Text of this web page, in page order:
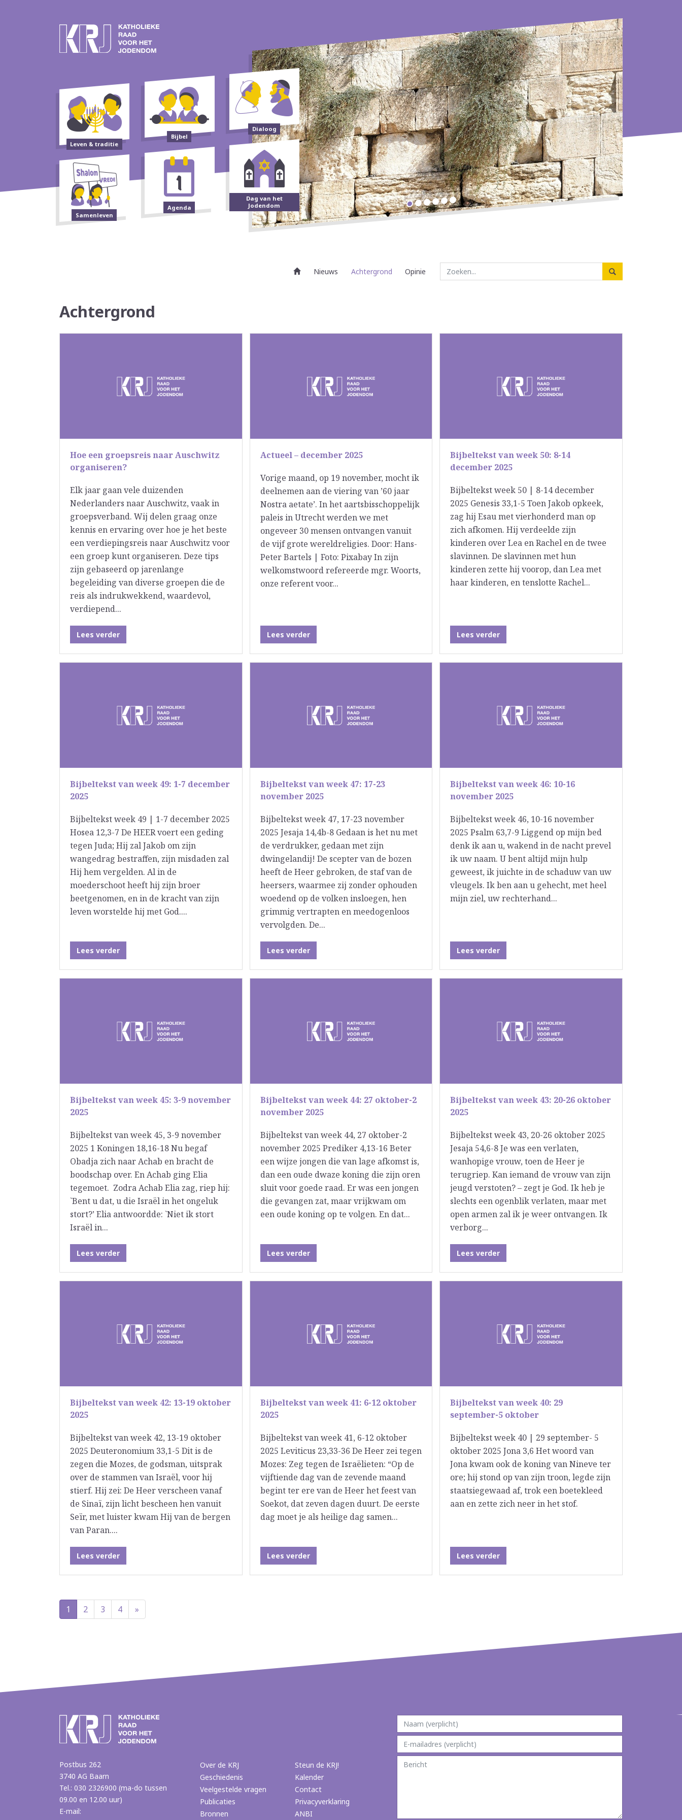
Leven & traditie
Bijbel
Dialoog
Samenleven
Agenda
Dag van het
Jodendom
Nieuws Achtergrond Opinie
Achtergrond
Hoe een groepsreis naar Auschwitz
organiseren?
Elk jaar gaan vele duizenden
Nederlanders naar Auschwitz, vaak in
groepsverband. Wij delen graag onze
kennis en ervaring over hoe je het beste
een verdiepingsreis naar Auschwitz voor
een groep kunt organiseren. Deze tips
zijn gebaseerd op jarenlange
begeleiding van diverse groepen die de
reis als indrukwekkend, waardevol,
verdiepend...
Lees verder
Actueel – december 2025
Vorige maand, op 19 november, mocht ik
deelnemen aan de viering van ’60 jaar
Nostra aetate’. In het aartsbisschoppelijk
paleis in Utrecht werden we met
ongeveer 30 mensen ontvangen vanuit
de vijf grote wereldreligies. Door: Hans-
Peter Bartels | Foto: Pixabay In zijn
welkomstwoord refereerde mgr. Woorts,
onze referent voor...
Lees verder
Bijbeltekst van week 50: 8-14
december 2025
Bijbeltekst week 50 | 8-14 december
2025 Genesis 33,1-5 Toen Jakob opkeek,
zag hij Esau met vierhonderd man op
zich afkomen. Hij verdeelde zijn
kinderen over Lea en Rachel en de twee
slavinnen. De slavinnen met hun
kinderen zette hij voorop, dan Lea met
haar kinderen, en tenslotte Rachel...
Lees verder
Bijbeltekst van week 49: 1-7 december
2025
Bijbeltekst week 49 | 1-7 december 2025
Hosea 12,3-7 De HEER voert een geding
tegen Juda; Hij zal Jakob om zijn
wangedrag bestraffen, zijn misdaden zal
Hij hem vergelden. Al in de
moederschoot heeft hij zijn broer
beetgenomen, en in de kracht van zijn
leven worstelde hij met God....
Lees verder
Bijbeltekst van week 47: 17-23
november 2025
Bijbeltekst week 47, 17-23 november
2025 Jesaja 14,4b-8 Gedaan is het nu met
de verdrukker, gedaan met zijn
dwingelandij! De scepter van de bozen
heeft de Heer gebroken, de staf van de
heersers, waarmee zij zonder ophouden
woedend op de volken insloegen, hen
grimmig vertrapten en meedogenloos
vervolgden. De...
Lees verder
Bijbeltekst van week 46: 10-16
november 2025
Bijbeltekst week 46, 10-16 november
2025 Psalm 63,7-9 Liggend op mijn bed
denk ik aan u, wakend in de nacht prevel
ik uw naam. U bent altijd mijn hulp
geweest, ik juichte in de schaduw van uw
vleugels. Ik ben aan u gehecht, met heel
mijn ziel, uw rechterhand...
Lees verder
Bijbeltekst van week 45: 3-9 november
2025
Bijbeltekst van week 45, 3-9 november
2025 1 Koningen 18,16-18 Nu begaf
Obadja zich naar Achab en bracht de
boodschap over. En Achab ging Elia
tegemoet. Zodra Achab Elia zag, riep hij:
`Bent u dat, u die Israël in het ongeluk
stort?’ Elia antwoordde: `Niet ik stort
Israël in...
Lees verder
Bijbeltekst van week 44: 27 oktober-2
november 2025
Bijbeltekst van week 44, 27 oktober-2
november 2025 Prediker 4,13-16 Beter
een wijze jongen die van lage afkomst is,
dan een oude dwaze koning die zijn oren
sluit voor goede raad. Er was een jongen
die gevangen zat, maar vrijkwam om
een oude koning op te volgen. En dat...
Lees verder
Bijbeltekst van week 43: 20-26 oktober
2025
Bijbeltekst week 43, 20-26 oktober 2025
Jesaja 54,6-8 Je was een verlaten,
wanhopige vrouw, toen de Heer je
terugriep. Kan iemand de vrouw van zijn
jeugd verstoten? – zegt je God. Ik heb je
slechts een ogenblik verlaten, maar met
open armen zal ik je weer ontvangen. Ik
verborg...
Lees verder
Bijbeltekst van week 42: 13-19 oktober
2025
Bijbeltekst van week 42, 13-19 oktober
2025 Deuteronomium 33,1-5 Dit is de
zegen die Mozes, de godsman, uitsprak
over de stammen van Israël, voor hij
stierf. Hij zei: De Heer verscheen vanaf
de Sinaï, zijn licht bescheen hen vanuit
Seïr, met luister kwam Hij van de bergen
van Paran....
Lees verder
Bijbeltekst van week 41: 6-12 oktober
2025
Bijbeltekst van week 41, 6-12 oktober
2025 Leviticus 23,33-36 De Heer zei tegen
Mozes: Zeg tegen de Israëlieten: “Op de
vijftiende dag van de zevende maand
begint ter ere van de Heer het feest van
Soekot, dat zeven dagen duurt. De eerste
dag moet je als heilige dag samen...
Lees verder
Bijbeltekst van week 40: 29
september-5 oktober
Bijbeltekst week 40 | 29 september- 5
oktober 2025 Jona 3,6 Het woord van
Jona kwam ook de koning van Nineve ter
ore; hij stond op van zijn troon, legde zijn
staatsiegewaad af, trok een boetekleed
aan en zette zich neer in het stof.
Lees verder
1 2 3 4 »
Postbus 262
3740 AG Baarn
Tel.: 030 2326900 (ma-do tussen
09.00 en 12.00 uur)
E-mail:
Over de KRJ
Geschiedenis
Veelgestelde vragen
Publicaties
Bronnen
Steun de KRJ!
Kalender
Contact
Privacyverklaring
ANBI